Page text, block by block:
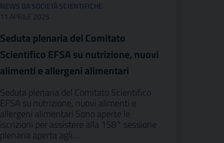
NEWS DA SOCIETÀ SCIENTIFICHE
11 APRILE 2025
Seduta plenaria del Comitato
Scientifico EFSA su nutrizione, nuovi
alimenti e allergeni alimentari
Seduta plenaria del Comitato Scientifico
EFSA su nutrizione, nuovi alimenti e
allergeni alimentari Sono aperte le
iscrizioni per assistere alla 158° sessione
plenaria aperta agli…